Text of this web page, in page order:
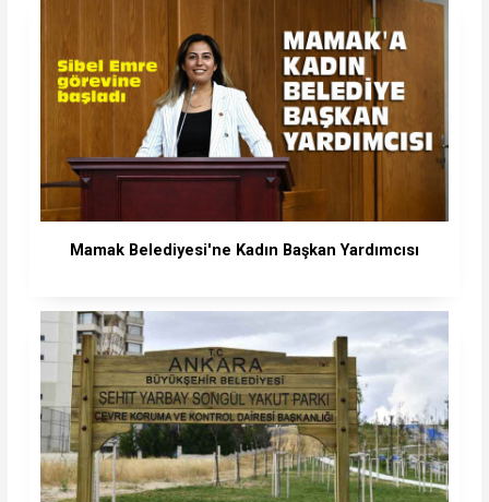
Mamak Belediyesi'ne Kadın Başkan Yardımcısı